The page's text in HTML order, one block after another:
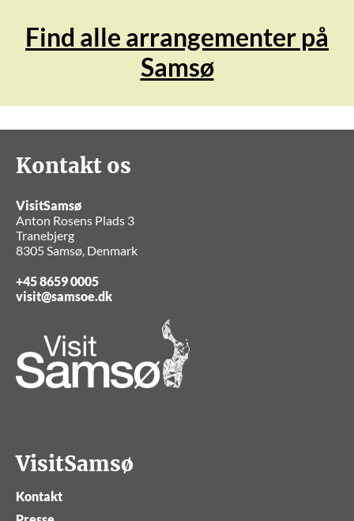
Find alle arrangementer på
Samsø
Kontakt os
VisitSamsø
Anton Rosens Plads 3
Tranebjerg
8305 Samsø, Denmark
+45 8659 0005
visit@samsoe.dk
VisitSamsø
Kontakt